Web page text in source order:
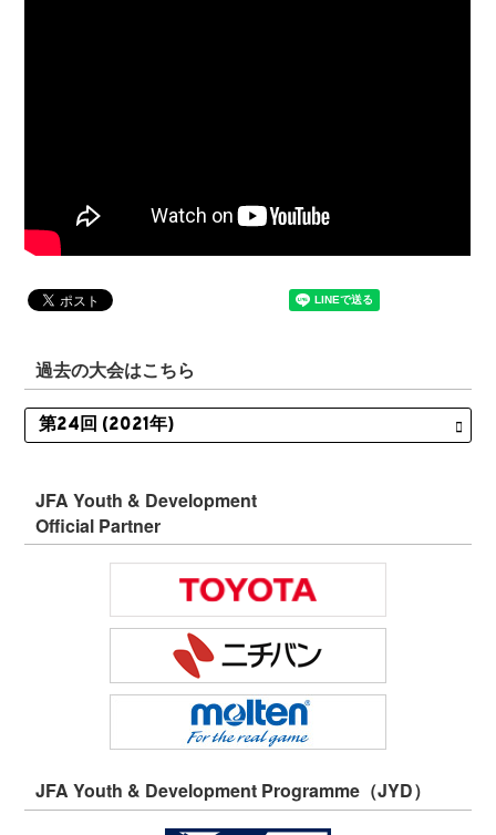
過去の大会はこちら
JFA Youth & Development
Official Partner
JFA Youth & Development Programme（JYD）